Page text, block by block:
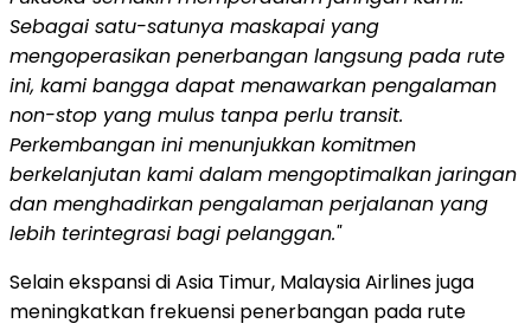
Sebagai satu-satunya maskapai yang
mengoperasikan penerbangan langsung pada rute
ini, kami bangga dapat menawarkan pengalaman
non-stop yang mulus tanpa perlu transit.
Perkembangan ini menunjukkan komitmen
berkelanjutan kami dalam mengoptimalkan jaringan
dan menghadirkan pengalaman perjalanan yang
lebih terintegrasi bagi pelanggan."
Selain ekspansi di Asia Timur, Malaysia Airlines juga
meningkatkan frekuensi penerbangan pada rute